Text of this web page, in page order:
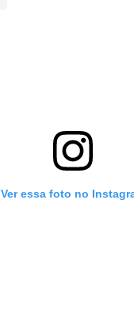
Ver essa foto no